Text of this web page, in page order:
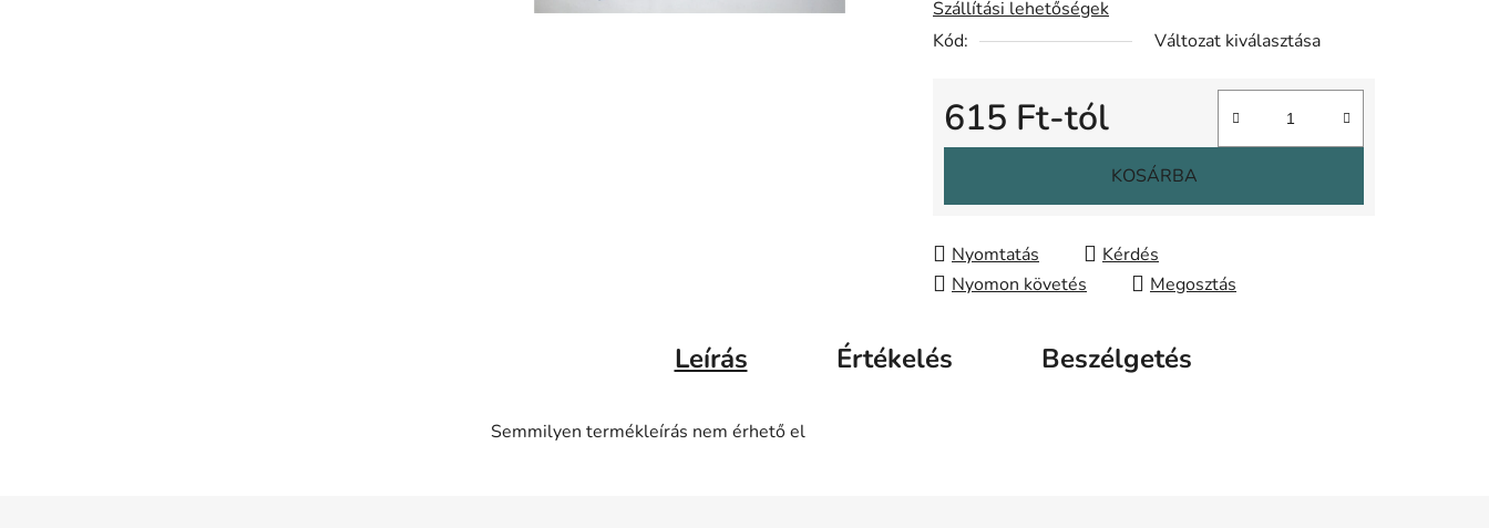
0,0
csillag.
Szállítási lehetőségek
Kód:
Változat kiválasztása
615 Ft-tól
Egységár:
KOSÁRBA
Nyomtatás
Kérdés
Nyomon követés
Megosztás
Leírás Értékelés Beszélgetés
Semmilyen termékleírás nem érhető el